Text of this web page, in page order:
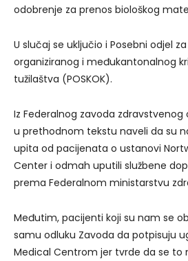
odobrenje za prenos biološkog
U slučaj se uključio i Posebni odjel
organiziranog i međukantonalnog
tužilaštva (POSKOK).
Iz Federalnog zavoda zdravstvenog
u prethodnom tekstu naveli da su
upita od pacijenata o ustanovi
Center i odmah uputili službene
prema Federalnom ministarstvu
Međutim, pacijenti koji su nam se
samu odluku Zavoda da potpisuju
Medical Centrom jer tvrde da se to